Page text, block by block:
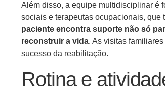
Além disso, a equipe multidisciplinar é
sociais e terapeutas ocupacionais, que
paciente encontra suporte não só
reconstruir a vida. As visitas
sucesso da reabilitação.
Rotina e